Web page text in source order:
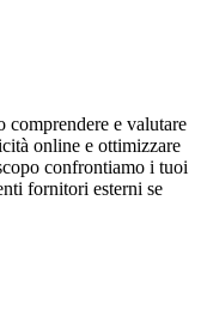
comprendere e valutare
online e ottimizzare
confrontiamo i tuoi
fornitori esterni se